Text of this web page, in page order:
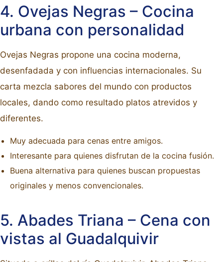
4. Ovejas Negras – Cocina
urbana con personalidad
Ovejas Negras propone una cocina moderna,
desenfadada y con influencias internacionales. Su
carta mezcla sabores del mundo con productos
locales, dando como resultado platos atrevidos y
diferentes.
Muy adecuada para cenas entre amigos.
Interesante para quienes disfrutan de la cocina fusión.
Buena alternativa para quienes buscan propuestas
originales y menos convencionales.
5. Abades Triana – Cena con
vistas al Guadalquivir